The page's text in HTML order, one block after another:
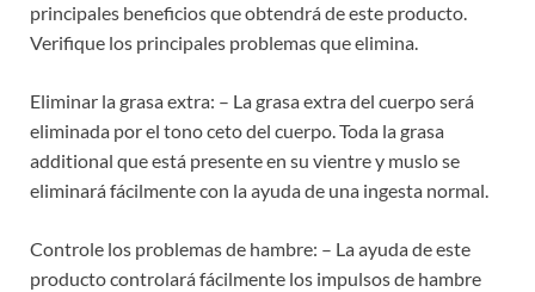
principales beneficios que obtendrá de este producto.
Verifique los principales problemas que elimina.
Eliminar la grasa extra: – La grasa extra del cuerpo será
eliminada por el tono ceto del cuerpo. Toda la grasa
additional que está presente en su vientre y muslo se
eliminará fácilmente con la ayuda de una ingesta normal.
Controle los problemas de hambre: – La ayuda de este
producto controlará fácilmente los impulsos de hambre